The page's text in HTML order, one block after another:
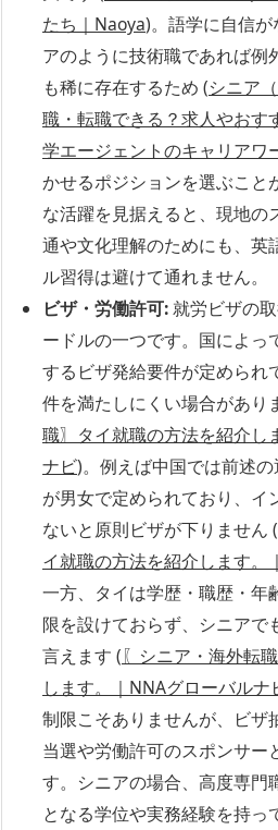
たち｜Naoya)。語学に自信
アのように技術職であれば例
も稀に存在するため (シニア
職・転職できる？求人やおす
学エージェントのキャリアワ
かせるポジションを選ぶこと
な活躍を見据えると、現地の
通や文化理解のためにも、英
ル習得は避けて通れません。
ビザ・労働許可:就労ビザの
ードルの一つです。国によっ
するビザ発給要件が定められ
件を満たしにくい場合があり
職〗タイ就職の方法を紹介し
ナビ)。例えば中国では前述
が男女で定められており、イ
ないと原則ビザが下りません (
イ就職の方法を紹介します。
一方、タイは学歴・職歴・年
限を設けておらず、シニアで
言えます (〖シニア・海外転
します。｜NNAグローバルナ
制限こそありませんが、ビザ
当選や労働許可のスポンサー
す。シニアの場合、高度専門
となる学位や実務経験を持っ